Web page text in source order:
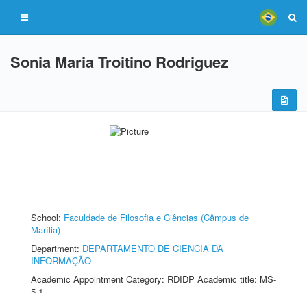
Sonia Maria Troitino Rodriguez
School: Faculdade de Filosofia e Ciências (Câmpus de
Marília)
Department: DEPARTAMENTO DE CIÊNCIA DA
INFORMAÇÃO
Academic Appointment Category: RDIDP Academic title: MS-